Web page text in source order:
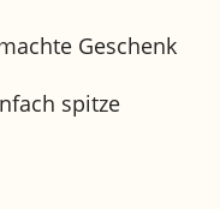
Geschenk
spitze